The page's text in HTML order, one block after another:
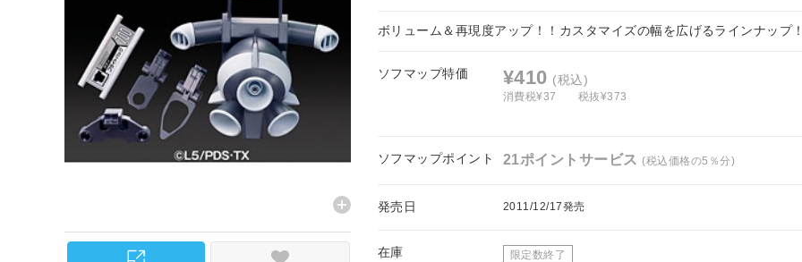
ボリューム＆再現度アップ！！カスタマイズの幅を広げるラインナップ！
ソフマップ特価 ¥410 (税込)
消費税¥37 税抜¥373
ソフマップポイント 21ポイントサービス(税込価格の5％分)
発売日 2011/12/17発売
在庫 限定数終了